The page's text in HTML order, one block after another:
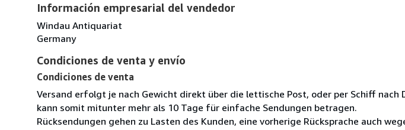
Información empresarial del vendedor
Windau Antiquariat
Germany
Condiciones de venta y envío
Condiciones de venta
Versand erfolgt je nach Gewicht direkt über die lettische Post, oder per Schiff
kann somit mitunter mehr als 10 Tage für einfache Sendungen betragen.
Rücksendungen gehen zu Lasten des Kunden, eine vorherige Rücksprache auch